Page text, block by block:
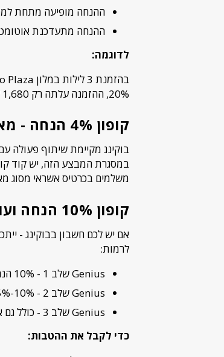
ההנחה מופיעה מתחת
ההנחה מתעדכנת
לדוגמה:
20%, ההזמנה עלתה רק 1,680 ש"ח - חיסכון של 420 ש"ח.
קופון 4% הנחה - מאסטרקארד דיי
משלמים בכרטיס אשראי מסוג
קופון 10% הנחה ועוד - מועדון Genius של בוקינג
לרמות:
Genius שלב 1 - 10% הנחה על מלונות משתתפים
Genius שלב 2 - 10%-15% הנחה + שדרוג חדרים והטבות נוספות
Genius שלב 3 - כולל גם ארוחת בוקר בחינם במלונות מסוימים
כדי לקבל את ההטבות: